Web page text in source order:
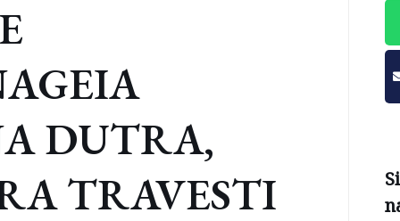
DUTRA,
TRAVESTI